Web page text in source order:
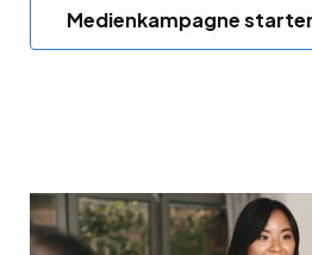
Medienkampagne